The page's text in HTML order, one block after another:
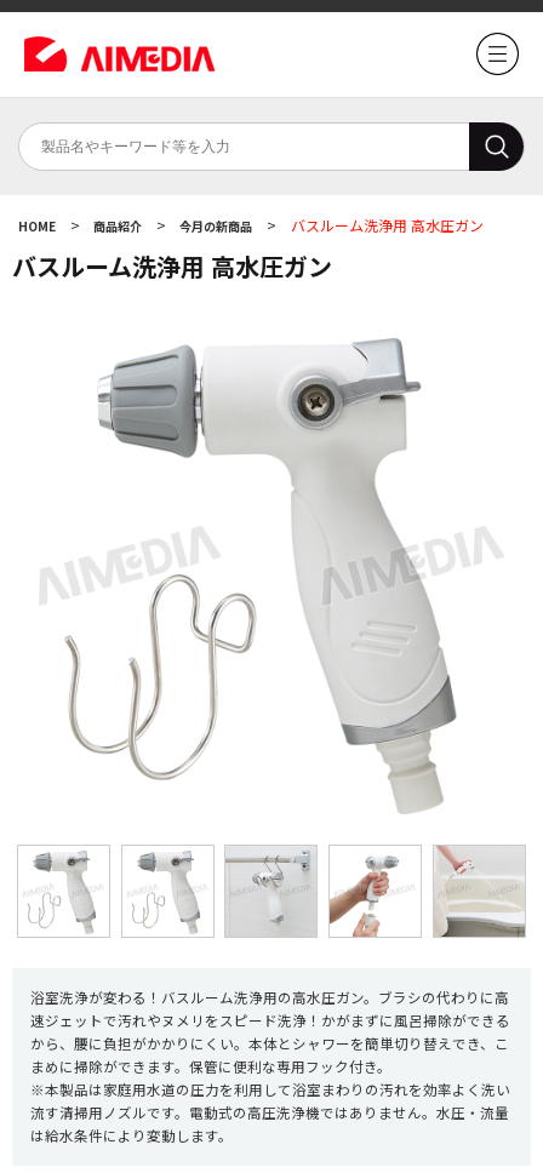
HOME > 商品紹介 > 今月の新商品 > バスルーム洗浄用 高水圧ガン
バスルーム洗浄用 高水圧ガン
浴室洗浄が変わる！バスルーム洗浄用の高水圧ガン。ブラシの代わりに高
速ジェットで汚れやヌメリをスピード洗浄！かがまずに風呂掃除ができる
から、腰に負担がかかりにくい。本体とシャワーを簡単切り替えでき、こ
まめに掃除ができます。保管に便利な専用フック付き。
※本製品は家庭用水道の圧力を利用して浴室まわりの汚れを効率よく洗い
流す清掃用ノズルです。電動式の高圧洗浄機ではありません。水圧・流量
は給水条件により変動します。